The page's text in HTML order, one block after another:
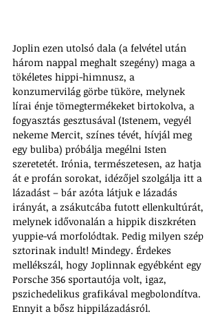
Joplin ezen utolsó dala (a felvétel után
három nappal meghalt szegény) maga a
tökéletes hippi-himnusz, a
konzumervilág görbe tüköre, melynek
lírai énje tömegtermékeket birtokolva, a
fogyasztás gesztusával (Istenem, vegyél
nekeme Mercit, színes tévét, hívjál meg
egy buliba) próbálja megélni Isten
szeretetét. Irónia, természetesen, az hatja
át e profán sorokat, idézőjel szolgálja itt a
lázadást – bár azóta látjuk e lázadás
irányát, a zsákutcába futott ellenkultúrát,
melynek idővonalán a hippik diszkréten
yuppie-vá morfolódtak. Pedig milyen szép
sztorinak indult! Mindegy. Érdekes
mellékszál, hogy Joplinnak egyébként egy
Porsche 356 sportautója volt, igaz,
pszichedelikus grafikával megbolondítva.
Ennyit a bősz hippilázadásról.